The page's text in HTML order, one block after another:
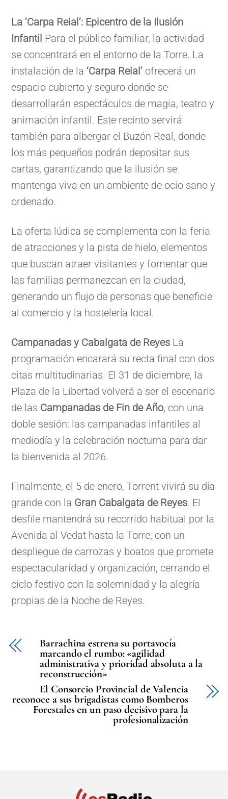
La ‘Carpa Reial’: Epicentro de la Ilusión
Infantil Para el público familiar, la actividad
se concentrará en el entorno de la Torre. La
instalación de la ‘Carpa Reial’ ofrecerá un
espacio cubierto y seguro donde se
desarrollarán espectáculos de magia, teatro y
animación infantil. Este recinto servirá
también para albergar el Buzón Real, donde
los más pequeños podrán depositar sus
cartas, garantizando que la ilusión se
mantenga viva en un ambiente de ocio sano y
ordenado.
La oferta lúdica se complementa con la feria
de atracciones y la pista de hielo, elementos
que buscan atraer visitantes y fomentar que
las familias permanezcan en la ciudad,
generando un flujo de personas que beneficie
al comercio y la hostelería local.
Campanadas y Cabalgata de Reyes La
programación encarará su recta final con dos
citas multitudinarias. El 31 de diciembre, la
Plaza de la Libertad volverá a ser el escenario
de las Campanadas de Fin de Año, con una
doble sesión: las campanadas infantiles al
mediodía y la celebración nocturna para dar
la bienvenida al 2026.
Finalmente, el 5 de enero, Torrent vivirá su día
grande con la Gran Cabalgata de Reyes. El
desfile mantendrá su recorrido habitual por la
Avenida al Vedat hasta la Torre, con un
despliegue de carrozas y boatos que promete
espectacularidad y organización, cerrando el
ciclo festivo con la solemnidad y la alegría
propias de la Noche de Reyes.
Barrachina estrena su portavocía
marcando el rumbo: «agilidad
administrativa y prioridad absoluta a la
reconstrucción»
El Consorcio Provincial de Valencia
reconoce a sus brigadistas como Bomberos
Forestales en un paso decisivo para la
profesionalización